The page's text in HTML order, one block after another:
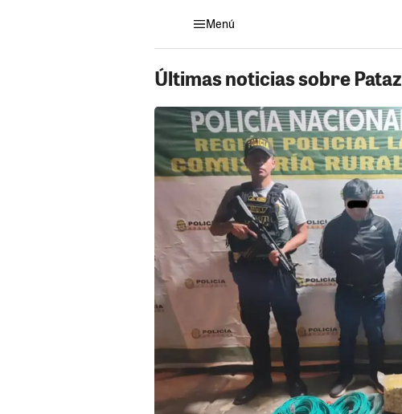
Menú
Últimas noticias sobre Pataz